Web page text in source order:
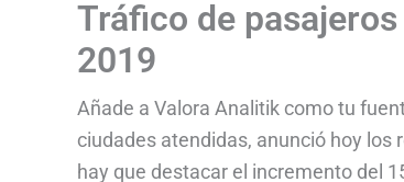
Tráfico de
2019
Añade a Valora Analitik como tu
ciudades atendidas, anunció hoy
hay que destacar el incremento del